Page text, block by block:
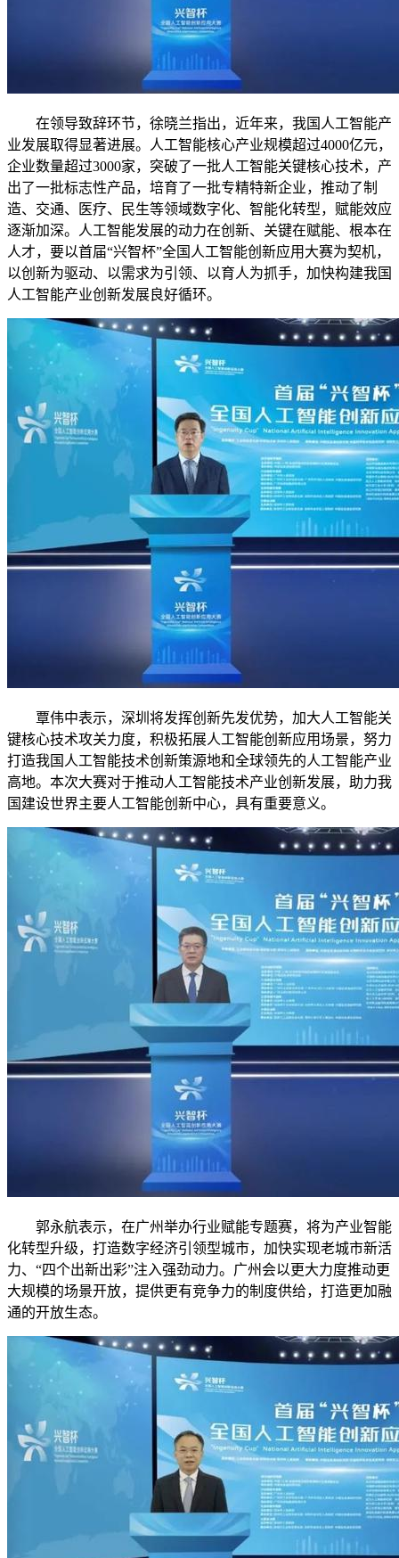
在领导致辞环节，徐晓兰指出，近年来，我国人工智能产
业发展取得显著进展。人工智能核心产业规模超过4000亿元，
企业数量超过3000家，突破了一批人工智能关键核心技术，产
出了一批标志性产品，培育了一批专精特新企业，推动了制
造、交通、医疗、民生等领域数字化、智能化转型，赋能效应
逐渐加深。人工智能发展的动力在创新、关键在赋能、根本在
人才，要以首届“兴智杯”全国人工智能创新应用大赛为契机，
以创新为驱动、以需求为引领、以育人为抓手，加快构建我国
人工智能产业创新发展良好循环。
覃伟中表示，深圳将发挥创新先发优势，加大人工智能关
键核心技术攻关力度，积极拓展人工智能创新应用场景，努力
打造我国人工智能技术创新策源地和全球领先的人工智能产业
高地。本次大赛对于推动人工智能技术产业创新发展，助力我
国建设世界主要人工智能创新中心，具有重要意义。
郭永航表示，在广州举办行业赋能专题赛，将为产业智能
化转型升级，打造数字经济引领型城市，加快实现老城市新活
力、“四个出新出彩”注入强劲动力。广州会以更大力度推动更
大规模的场景开放，提供更有竞争力的制度供给，打造更加融
通的开放生态。